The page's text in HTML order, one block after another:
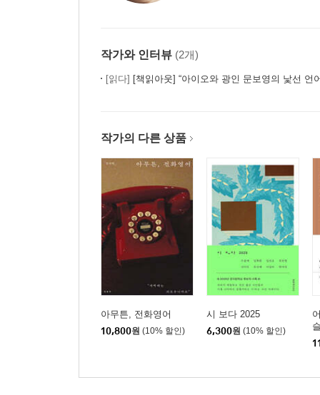
콜링 포엠 209
앞으로 달리는 것으로 과거 수리하기 232
편지 광기 239
내가 떠나온 책상 258
평지 걷기 265
내 방에서 탈출하기 273
작가와 인터뷰 (2개)
[읽다] [책읽아웃] “아이오와 광인 문보영의 낯선 언어로
작가의 다른 상품
아무튼, 전화영어
10,800원 (10% 할인)
시 보다 2025
6,300원 (10% 할인)